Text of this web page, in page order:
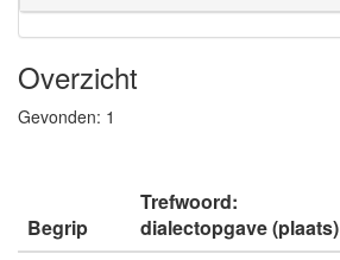
Overzicht
Gevonden: 1
Begrip
Trefwoord:
dialectopgave (plaats)